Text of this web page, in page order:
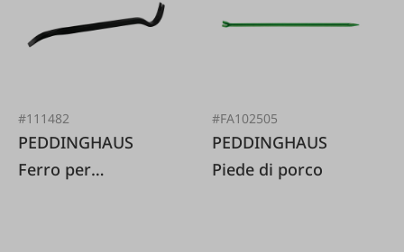
#111482
PEDDINGHAUS
Ferro per
#FA102505
PEDDINGHAUS
Piede di porco